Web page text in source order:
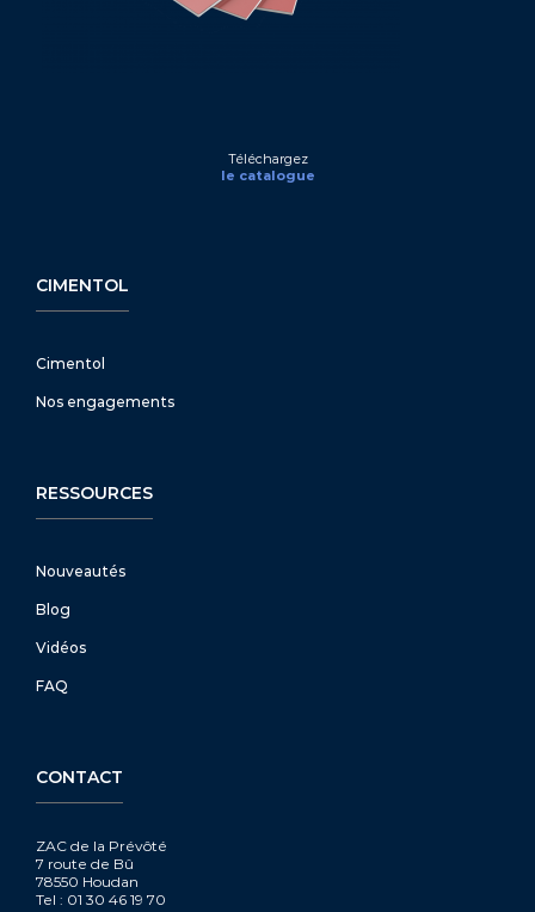
Téléchargez
le catalogue
CIMENTOL
Cimentol
Nos engagements
RESSOURCES
Nouveautés
Blog
Vidéos
FAQ
CONTACT
ZAC de la Prévôté
7 route de Bû
78550 Houdan
Tel : 01 30 46 19 70